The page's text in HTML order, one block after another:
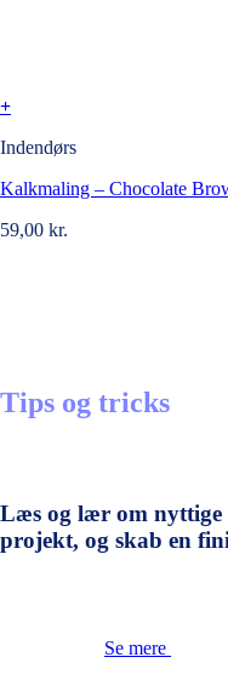
+
Indendørs
Kalkmaling – Chocolate
59,00 kr.
Tips og tricks
Læs og lær om nyttige
projekt, og skab en
Se mere